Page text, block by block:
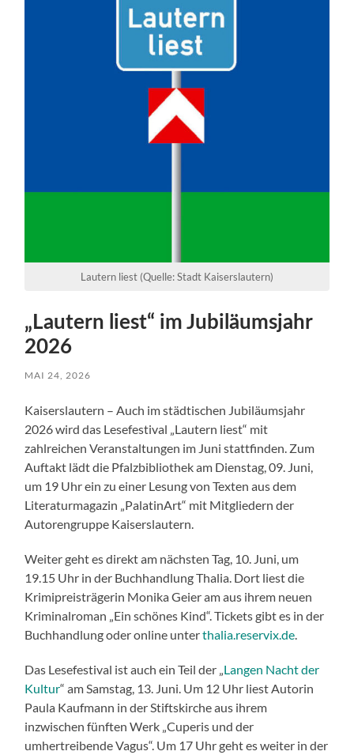
Lautern liest (Quelle: Stadt Kaiserslautern)
„Lautern liest“ im Jubiläumsjahr
2026
MAI 24, 2026
Kaiserslautern – Auch im städtischen Jubiläumsjahr
2026 wird das Lesefestival „Lautern liest“ mit
zahlreichen Veranstaltungen im Juni stattfinden. Zum
Auftakt lädt die Pfalzbibliothek am Dienstag, 09. Juni,
um 19 Uhr ein zu einer Lesung von Texten aus dem
Literaturmagazin „PalatinArt“ mit Mitgliedern der
Autorengruppe Kaiserslautern.
Weiter geht es direkt am nächsten Tag, 10. Juni, um
19.15 Uhr in der Buchhandlung Thalia. Dort liest die
Krimipreisträgerin Monika Geier am aus ihrem neuen
Kriminalroman „Ein schönes Kind“. Tickets gibt es in der
Buchhandlung oder online unterthalia.reservix.de
Das Lesefestival ist auch ein Teil der „ Langen Nacht der
Kultur“ am Samstag, 13. Juni. Um 12 Uhr liest Autorin
Paula Kaufmann in der Stiftskirche aus ihrem
inzwischen fünften Werk „Cuperis und der
umhertreibende Vagus“. Um 17 Uhr geht es weiter in der